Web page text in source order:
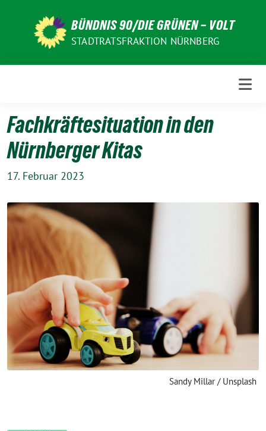
BÜNDNIS 90/DIE GRÜNEN – VOLT
STADTRATSFRAKTION NÜRNBERG
Fachkräftesituation in den
Nürnberger Kitas
17. Februar 2023
Sandy Millar / Unsplash